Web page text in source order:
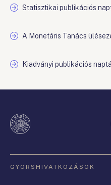
Statisztikai publikációs
A Monetáris Tanács
Kiadványi publikációs
GYORSHIVATKOZÁSOK